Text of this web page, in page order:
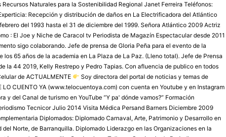
Recursos Naturales para la Sostenibilidad Regional Janet Ferreira Teléfonos:
Recepción y distribución de daños en La Electrificadora del Atlántico
del 1993 hasta el 31 de diciembre del 1999. Señora Atlántico 2009 Actriz
: El Joe y Niche de Caracol tv Periodista de Magazín Espectacular desde 2011
sigo colaborando. Jefe de prensa de Gloria Peña para el evento de la
los 65 años de la academia en La Plaza de La Paz. (Lleno total). Jefe de Prensa
la 44 2019, Kelly Restrepo y Pedro Tapias. Con afluencia de publico en todos
de ACTUALMENTE
Soy directora del portal de noticias y temas de
LO CUENTO YA (www.telocuentoya.com) con cuenta en Youtube y en Instagram
y del Canal de turismo en YouTube “Y pa' dónde vamos?” Formación
Tecnicor Julio 2014 Visita Médica Persand Barners Diciembre 2009
Diplomados: Diplomado Carnaval, Arte, Patrimonio y Desarrollo en
del Norte, de Barranquilla. Diplomado Liderazgo en las Organizaciones en la